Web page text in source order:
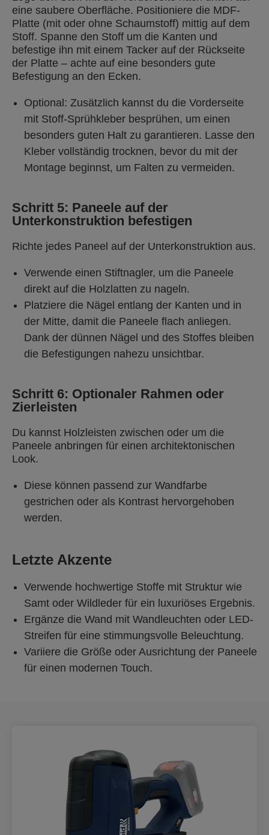
eine saubere Oberfläche. Positioniere die MDF-
Platte (mit oder ohne Schaumstoff) mittig auf dem
Stoff. Spanne den Stoff um die Kanten und
befestige ihn mit einem Tacker auf der Rückseite
der Platte – achte auf eine besonders gute
Befestigung an den Ecken.
Optional: Zusätzlich kannst du die Vorderseite
mit Stoff-Sprühkleber besprühen, um einen
besonders guten Halt zu garantieren. Lasse den
Kleber vollständig trocknen, bevor du mit der
Montage beginnst, um Falten zu vermeiden.
Schritt 5: Paneele auf der
Unterkonstruktion befestigen
Richte jedes Paneel auf der Unterkonstruktion aus.
Verwende einen Stiftnagler, um die Paneele
direkt auf die Holzlatten zu nageln.
Platziere die Nägel entlang der Kanten und in
der Mitte, damit die Paneele flach anliegen.
Dank der dünnen Nägel und des Stoffes bleiben
die Befestigungen nahezu unsichtbar.
Schritt 6: Optionaler Rahmen oder
Zierleisten
Du kannst Holzleisten zwischen oder um die
Paneele anbringen für einen architektonischen
Look.
Diese können passend zur Wandfarbe
gestrichen oder als Kontrast hervorgehoben
werden.
Letzte Akzente
Verwende hochwertige Stoffe mit Struktur wie
Samt oder Wildleder für ein luxuriöses Ergebnis.
Ergänze die Wand mit Wandleuchten oder LED-
Streifen für eine stimmungsvolle Beleuchtung.
Variiere die Größe oder Ausrichtung der Paneele
für einen modernen Touch.